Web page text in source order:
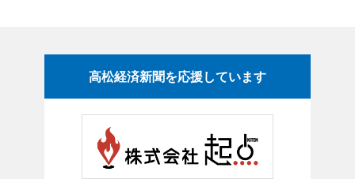
高松経済新聞を応援しています